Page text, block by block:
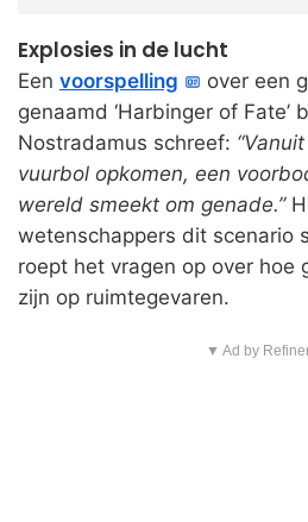
Explosies in de lucht
Een voorspelling
over een
genaamd ‘Harbinger of Fate’
Nostradamus schreef:
vuurbol opkomen, een
wereld smeekt om genade.”
wetenschappers dit scenario
roept het vragen op over hoe
zijn op ruimtegevaren.
▼ Ad by